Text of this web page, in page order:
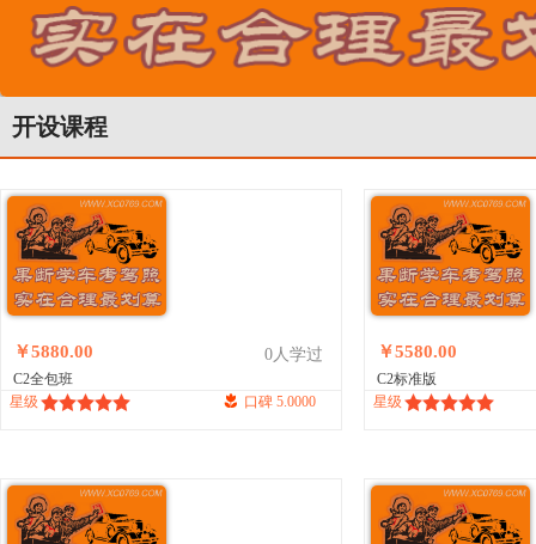
开设课程
￥5880.00 0人学过
C2全包班
星级
口碑 5.0000
￥5580.00
C2标准版
星级